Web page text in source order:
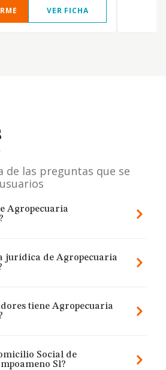
VER FICHA
de las preguntas que se
Agropecuaria
jurídica de Agropecuaria
tiene Agropecuaria
Social de
Sl?